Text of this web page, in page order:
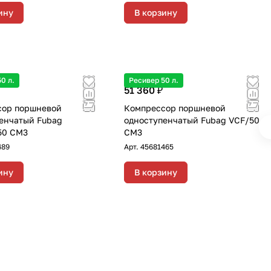
В корзину
л.
поршневой
Fubag
CM3
Ресивер 50 л.
51 360 ₽
Компрессор поршневой
одноступенчатый Fubag VCF/50
CM3
Арт. 45681465
В корзину